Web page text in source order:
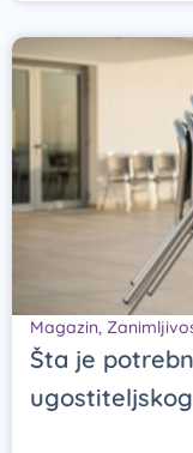
Magazin,
Šta je